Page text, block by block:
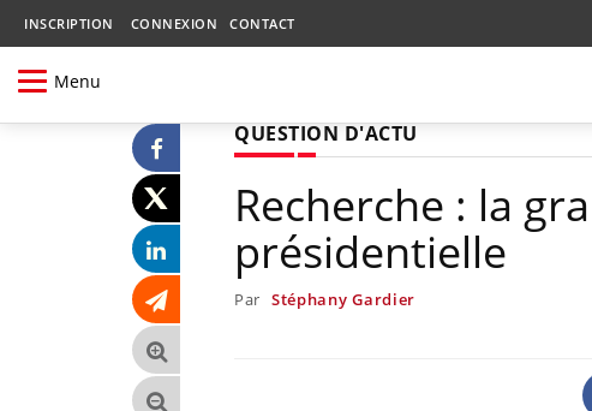
INSCRIPTION CONNEXION CONTACT
Menu
QUESTION D'ACTU
Recherche : la
présidentielle
Par Stéphany Gardier